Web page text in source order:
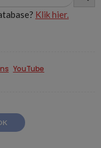
Klik hier.
YouTube